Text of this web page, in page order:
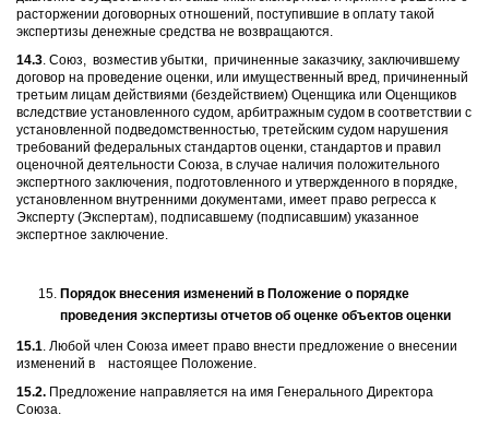
расторжении договорных отношений, поступившие в оплату такой
экспертизы денежные средства не возвращаются.
14.3. Союз, возместив убытки, причиненные заказчику, заключившему
договор на проведение оценки, или имущественный вред, причиненный
третьим лицам действиями (бездействием) Оценщика или Оценщиков
вследствие установленного судом, арбитражным судом в соответствии с
установленной подведомственностью, третейским судом нарушения
требований федеральных стандартов оценки, стандартов и правил
оценочной деятельности Союза, в случае наличия положительного
экспертного заключения, подготовленного и утвержденного в порядке,
установленном внутренними документами, имеет право регресса к
Эксперту (Экспертам), подписавшему (подписавшим) указанное
экспертное заключение.
Порядок внесения изменений в Положение о порядке
проведения экспертизы отчетов об оценке объектов оценки
15.1. Любой член Союза имеет право внести предложение о внесении
изменений в настоящее Положение.
15.2. Предложение направляется на имя Генерального Директора
Союза.